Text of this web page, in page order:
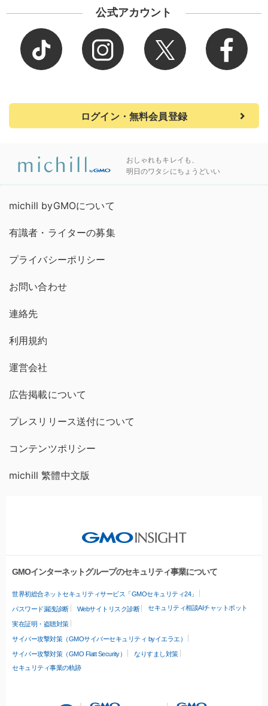
公式アカウント
ログイン・無料会員登録
おしゃれもキレイも、
明日のワタシにちょうどいい
michill byGMOについて
有識者・ライターの募集
プライバシーポリシー
お問い合わせ
連絡先
利用規約
運営会社
広告掲載について
プレスリリース送付について
コンテンツポリシー
michill 繁體中文版
GMOインターネットグループのセキュリティ事業について
世界初総合ネットセキュリティサービス「GMOセキュリティ24」
パスワード漏洩診断 Webサイトリスク診断 セキュリティ相談AIチャットボット
実在証明・盗聴対策
サイバー攻撃対策（GMOサイバーセキュリティ byイエラエ）
サイバー攻撃対策（GMO Flatt Security）
なりすまし対策
セキュリティ事業の軌跡